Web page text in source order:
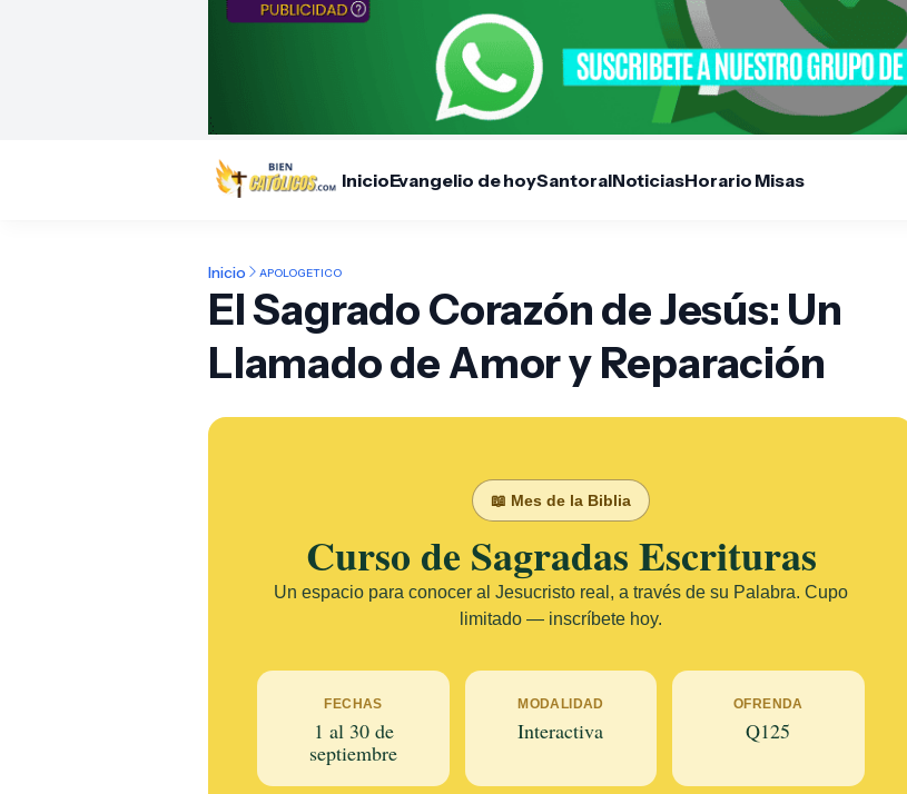
InicioEvangelio de hoySantoralNoticiasHorario Misas
Inicio APOLOGETICO
El Sagrado Corazón de Jesús: Un
Llamado de Amor y Reparación
📖 Mes de la Biblia
Curso de Sagradas Escrituras
Un espacio para conocer al Jesucristo real, a través de su Palabra. Cupo
limitado — inscríbete hoy.
FECHAS
1 al 30 de
septiembre
MODALIDAD
Interactiva
OFRENDA
Q125